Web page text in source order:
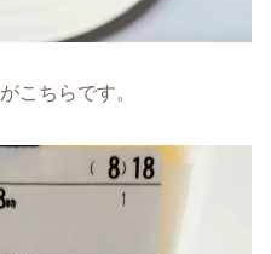
がこちらです。